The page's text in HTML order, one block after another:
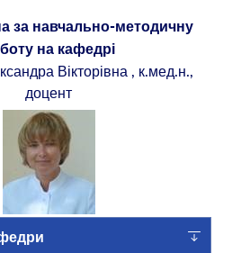
за навчально-методичну
на кафедрі
Вікторівна , к.мед.н.,
доцент